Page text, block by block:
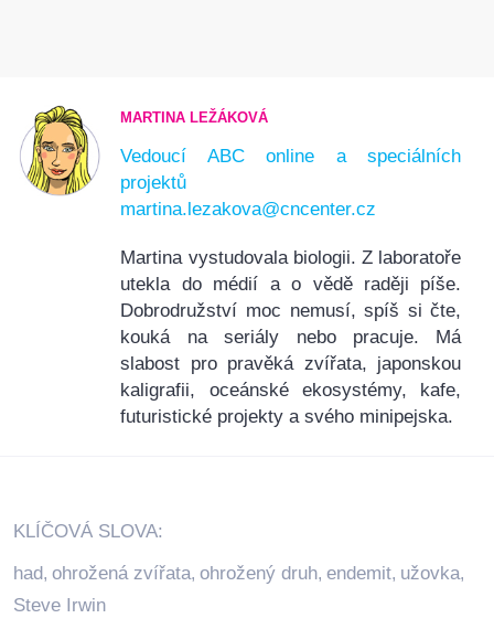
MARTINA LEŽÁKOVÁ
Vedoucí ABC online a speciálních
projektů
martina.lezakova@cncenter.cz
Martina vystudovala biologii. Z laboratoře
utekla do médií a o vědě raději píše.
Dobrodružství moc nemusí, spíš si čte,
kouká na seriály nebo pracuje. Má
slabost pro pravěká zvířata, japonskou
kaligrafii, oceánské ekosystémy, kafe,
futuristické projekty a svého minipejska.
KLÍČOVÁ SLOVA:
had, ohrožená zvířata, ohrožený druh, endemit, užovka,
Steve Irwin